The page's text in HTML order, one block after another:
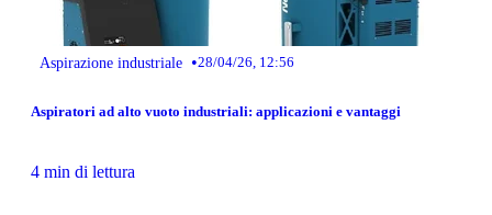
Aspirazione industriale •28/04/26, 12:56
Aspiratori ad alto vuoto industriali: applicazioni e vantaggi
4 min di lettura